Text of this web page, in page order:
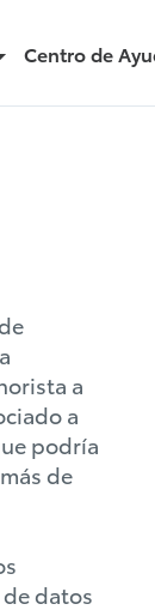
Centro de
a
a
podría
de
datos